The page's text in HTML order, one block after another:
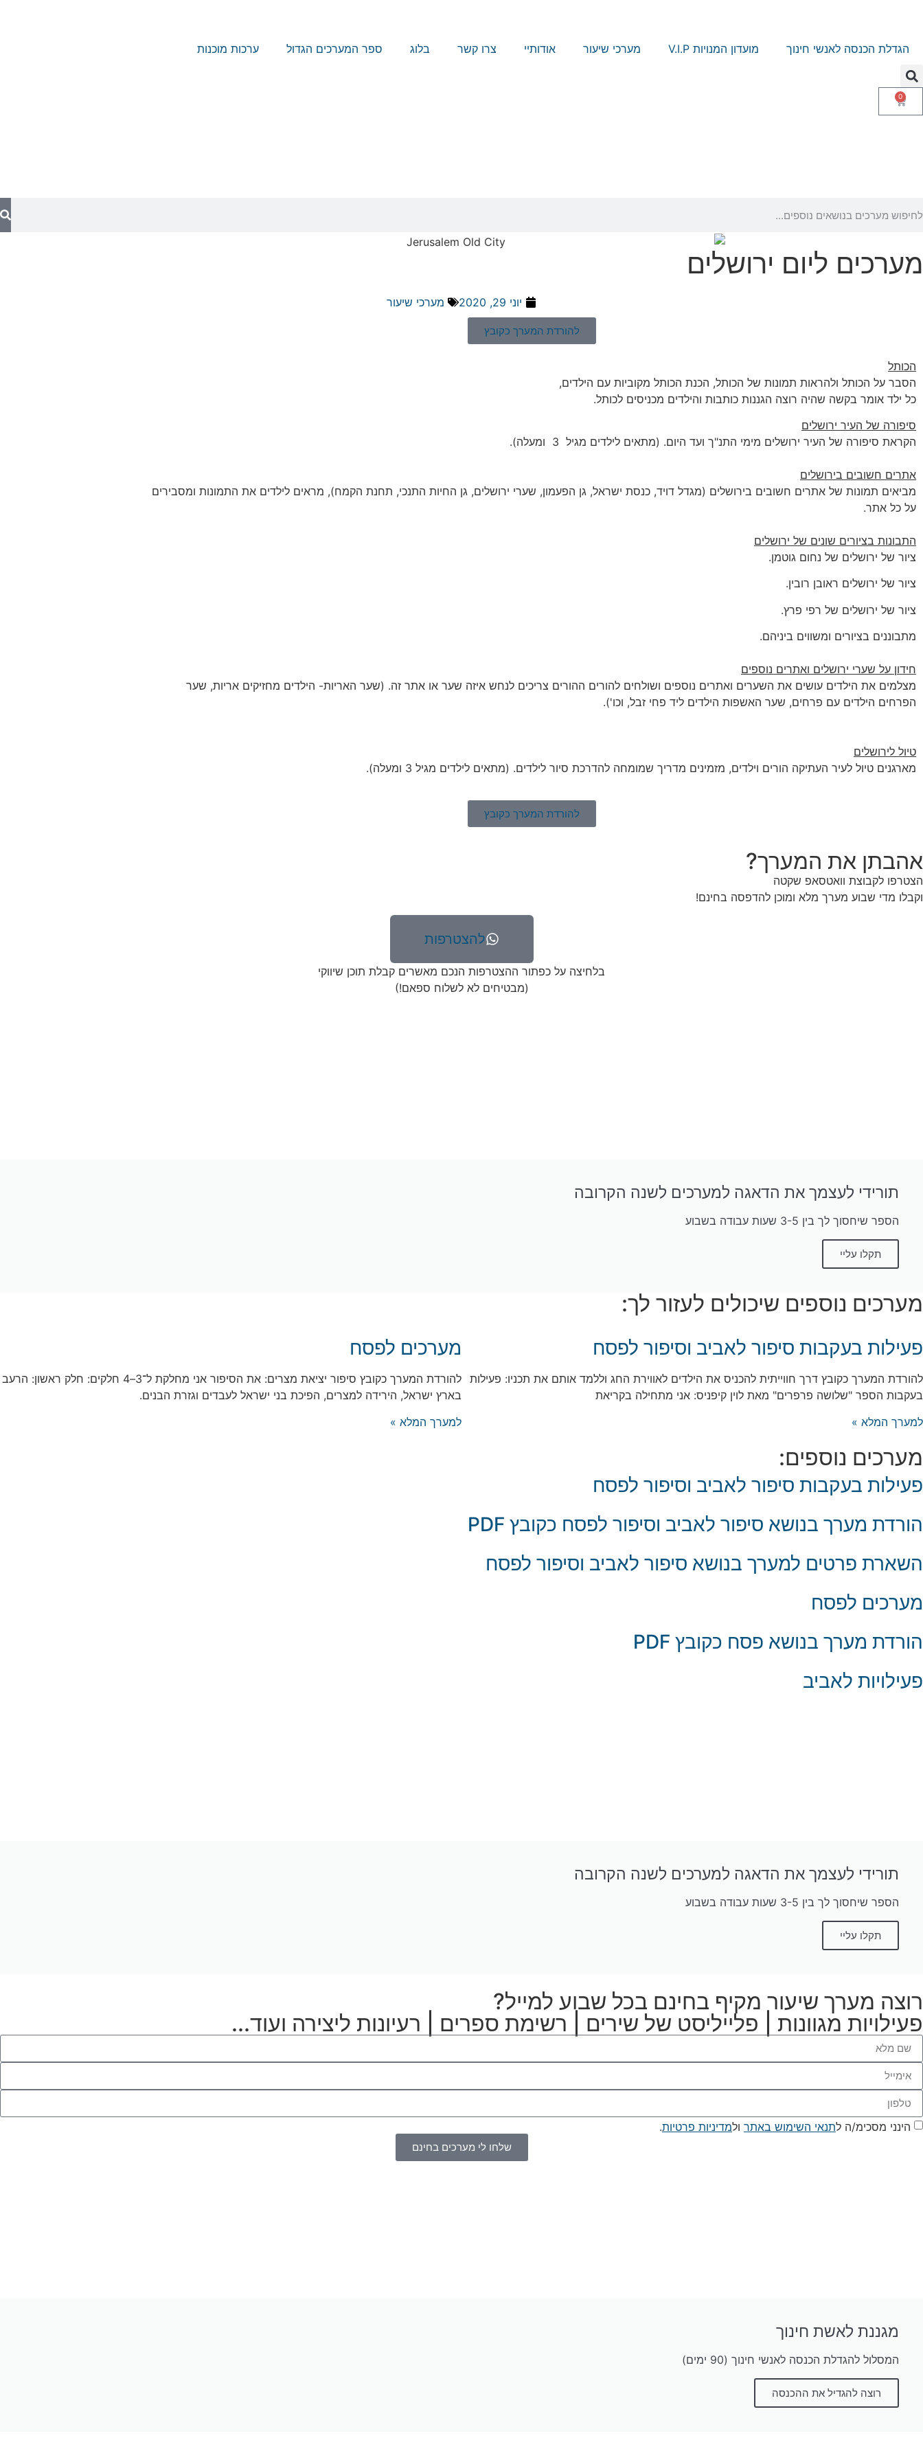
הגדלת הכנסה לאנשי חינוך מועדון המנויות V.I.P מערכי שיעור אודותיי צרו קשר בלוג ספר המערכים הגדול ערכות מוכנות
0
מערכים ליום ירושלים
יוני 29, 2020 מערכי שיעור
להורדת המערך כקובץ
הכותל
הסבר על הכותל ולהראות תמונות של הכותל, הכנת הכותל מקוביות עם הילדים,
כל ילד אומר בקשה שהיה רוצה הגננות כותבות והילדים מכניסים לכותל.
סיפורה של העיר ירושלים
הקראת סיפורה של העיר ירושלים מימי התנ"ך ועד היום. (מתאים לילדים מגיל 3 ומעלה).
אתרים חשובים בירושלים
מביאים תמונות של אתרים חשובים בירושלים (מגדל דויד, כנסת ישראל, גן הפעמון, שערי ירושלים, גן החיות התנכי, תחנת הקמח), מראים לילדים את התמונות ומסבירים
על כל אתר.
התבונות בציורים שונים של ירושלים
ציור של ירושלים של נחום גוטמן.
ציור של ירושלים ראובן רובין.
ציור של ירושלים של רפי פרץ.
מתבוננים בציורים ומשווים ביניהם.
חידון על שערי ירושלים ואתרים נוספים
מצלמים את הילדים עושים את השערים ואתרים נוספים ושולחים להורים ההורים צריכים לנחש איזה שער או אתר זה. (שער האריות- הילדים מחזיקים אריות, שער
הפרחים הילדים עם פרחים, שער האשפות הילדים ליד פחי זבל, וכו').
טיול לירושלים
מארגנים טיול לעיר העתיקה הורים וילדים, מזמינים מדריך שמומחה להדרכת סיור לילדים. (מתאים לילדים מגיל 3 ומעלה).
להורדת המערך כקובץ
אהבתן את המערך?
הצטרפו לקבוצת וואטסאפ שקטה
וקבלו מדי שבוע מערך מלא ומוכן להדפסה בחינם!
להצטרפות
בלחיצה על כפתור ההצטרפות הנכם מאשרים קבלת תוכן שיווקי
(מבטיחים לא לשלוח ספאם!)
תורידי לעצמך את הדאגה למערכים לשנה הקרובה
הספר שיחסוך לך בין 3-5 שעות עבודה בשבוע
תקלו עליי
מערכים נוספים שיכולים לעזור לך:
פעילות בעקבות סיפור לאביב וסיפור לפסח
להורדת המערך כקובץ דרך חווייתית להכניס את הילדים לאווירת החג וללמד אותם את תכניו: פעילות
בעקבות הספר "שלושה פרפרים" מאת לוין קיפניס: אני מתחילה בקריאת
למערך המלא »
מערכים לפסח
להורדת המערך כקובץ סיפור יציאת מצרים: את הסיפור אני מחלקת ל־3–4 חלקים: חלק ראשון: הרעב
בארץ ישראל, הירידה למצרים, הפיכת בני ישראל לעבדים וגזרת הבנים.
למערך המלא »
מערכים נוספים:
פעילות בעקבות סיפור לאביב וסיפור לפסח
הורדת מערך בנושא סיפור לאביב וסיפור לפסח כקובץ PDF
השארת פרטים למערך בנושא סיפור לאביב וסיפור לפסח
מערכים לפסח
הורדת מערך בנושא פסח כקובץ PDF
פעילויות לאביב
תורידי לעצמך את הדאגה למערכים לשנה הקרובה
הספר שיחסוך לך בין 3-5 שעות עבודה בשבוע
תקלו עליי
רוצה מערך שיעור מקיף בחינם בכל שבוע למייל?
פעילויות מגוונות | פלייליסט של שירים | רשימת ספרים | רעיונות ליצירה ועוד...
הינני מסכימ/ה לתנאי השימוש באתר ולמדיניות פרטיות.
שלחו לי מערכים בחינם
מגננת לאשת חינוך
המסלול להגדלת הכנסה לאנשי חינוך (90 ימים)
רוצה להגדיל את ההכנסה